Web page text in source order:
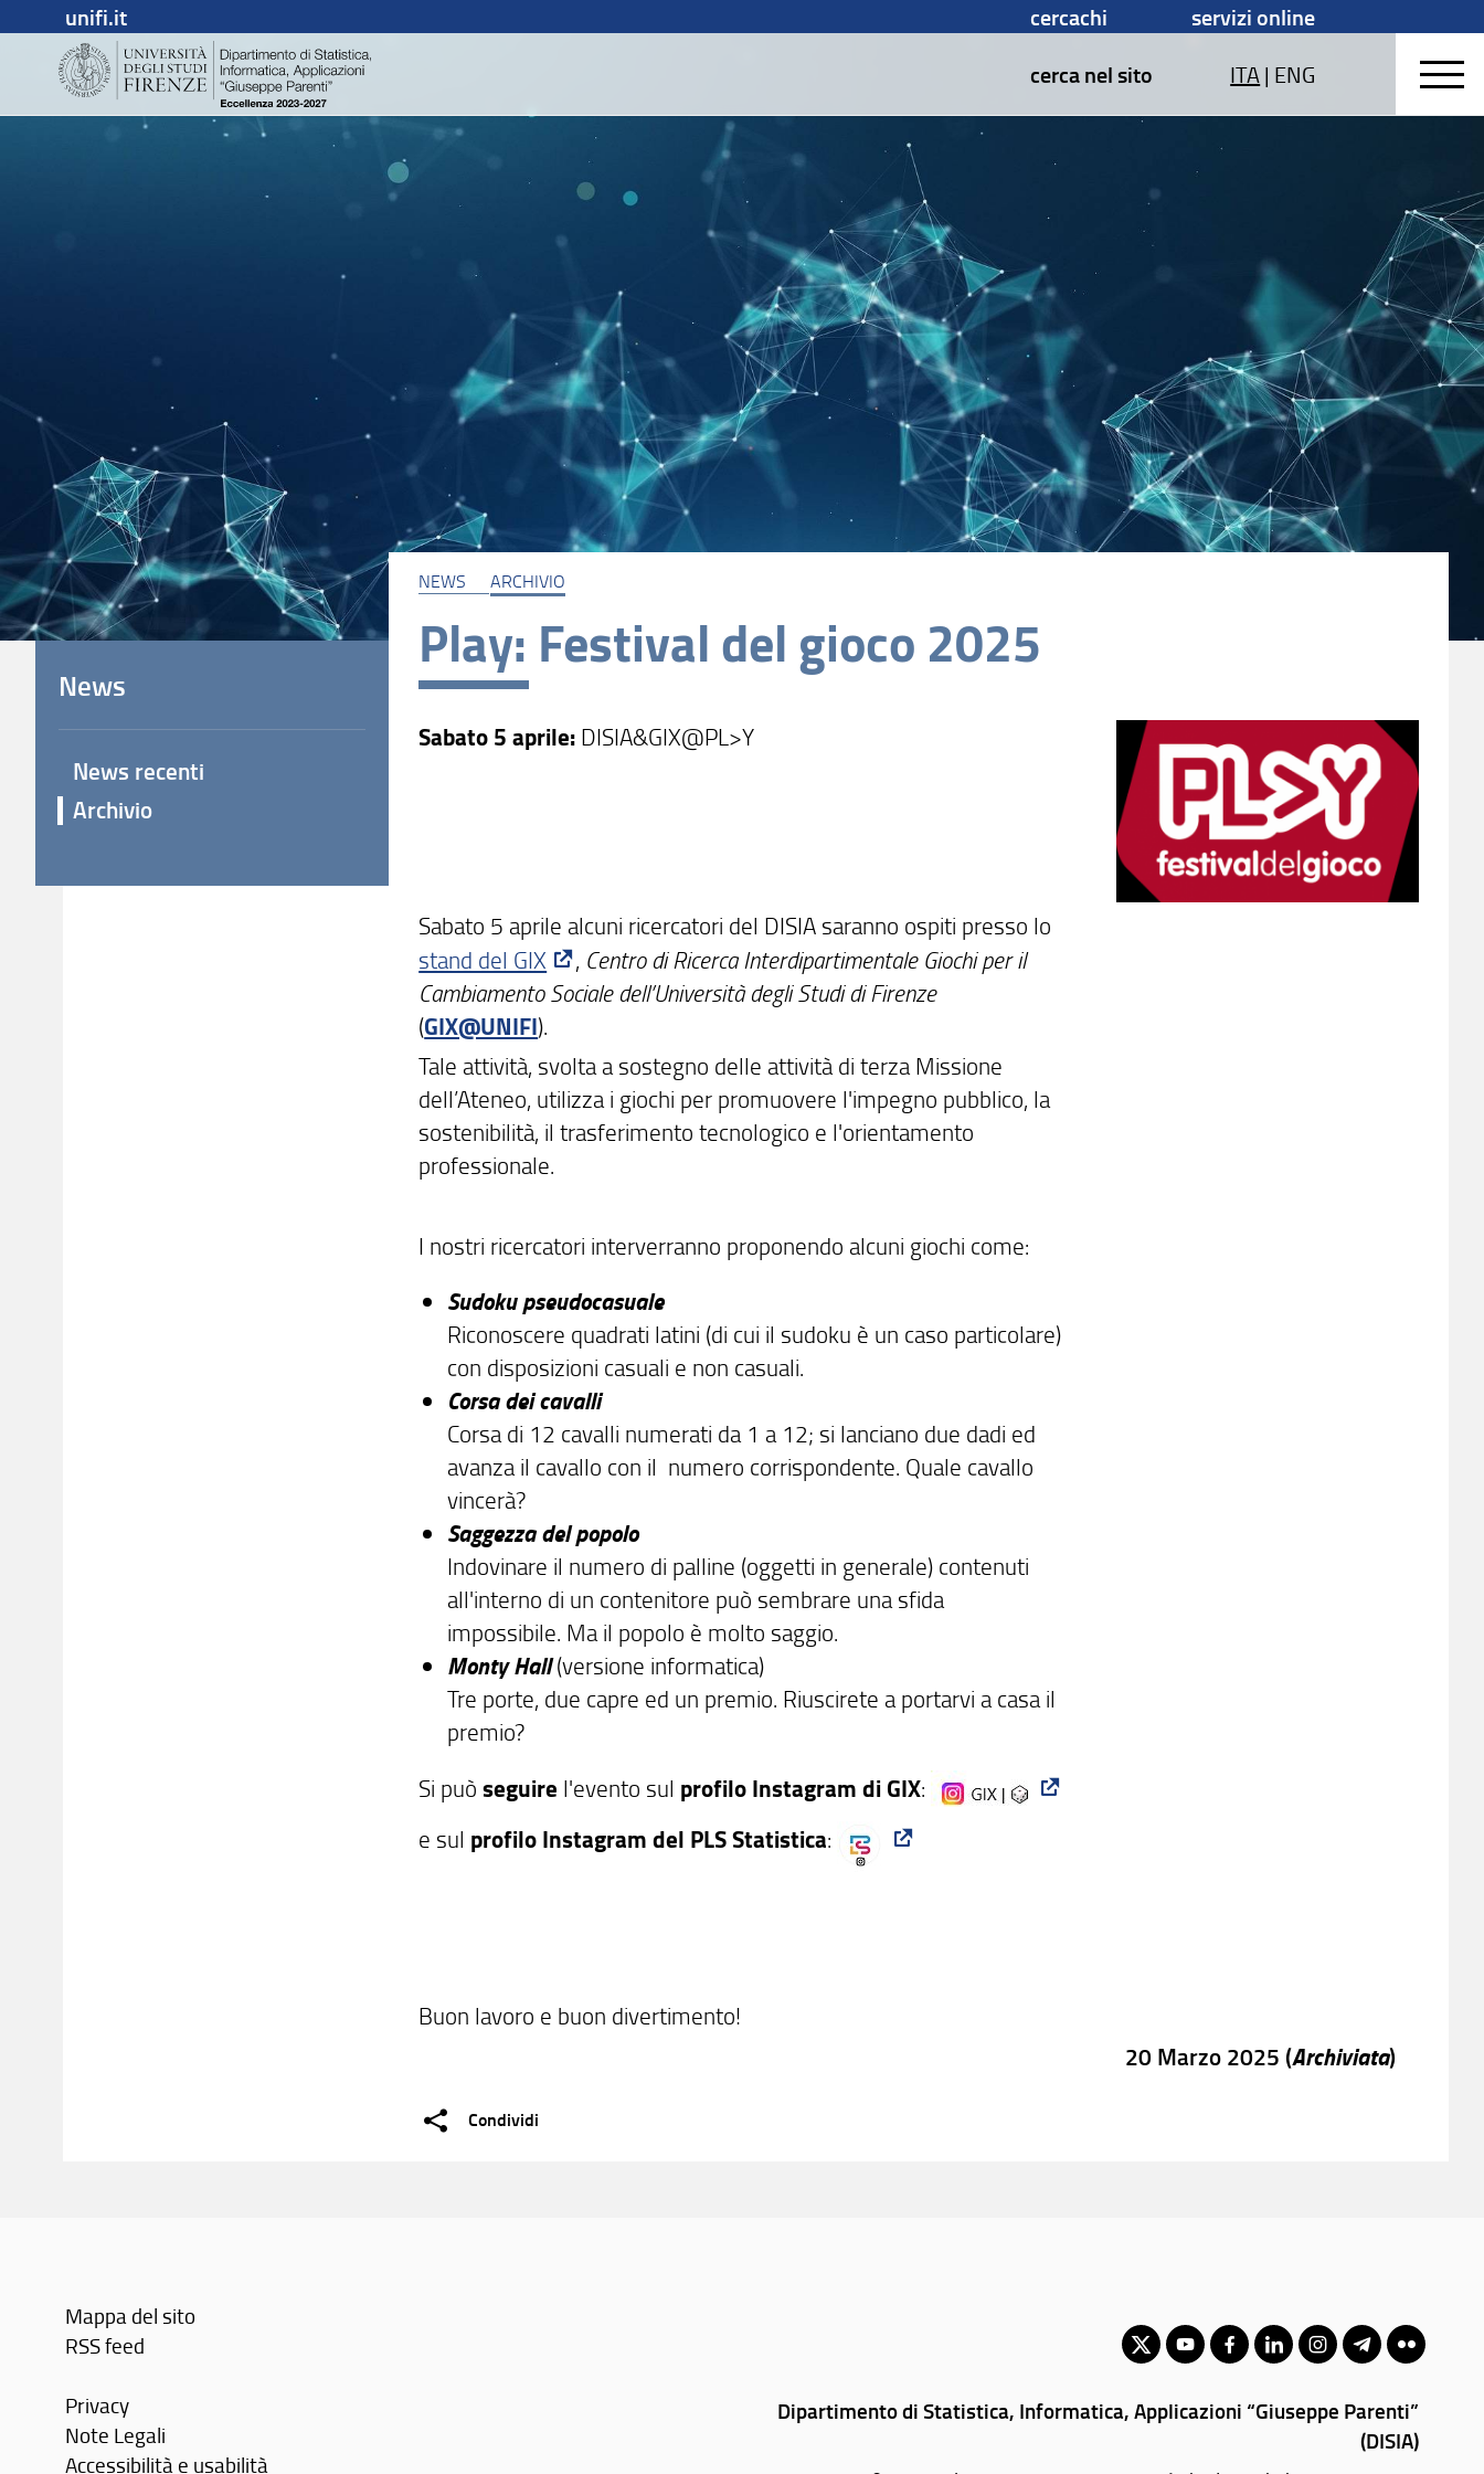
unifi.it cercachi
servizi online
cerca nel sito
ITA| ENG
NEWS ARCHIVIO
Play: Festival del gioco 2025
Sabato 5 aprile: DISIA&GIX@PL>Y
Sabato 5 aprile alcuni ricercatori del DISIA saranno ospiti presso lo
stand del GIX
, Centro di Ricerca Interdipartimentale Giochi per il
Cambiamento Sociale dell’Università degli Studi di Firenze
(GIX@UNIFI).
Tale attività, svolta a sostegno delle attività di terza Missione
dell’Ateneo, utilizza i giochi per promuovere l'impegno pubblico, la
sostenibilità, il trasferimento tecnologico e l'orientamento
professionale.
I nostri ricercatori interverranno proponendo alcuni giochi come:
Sudoku pseudocasuale
Riconoscere quadrati latini (di cui il sudoku è un caso particolare)
con disposizioni casuali e non casuali.
Corsa dei cavalli
Corsa di 12 cavalli numerati da 1 a 12; si lanciano due dadi ed
avanza il cavallo con il numero corrispondente. Quale cavallo
vincerà?
Saggezza del popolo
Indovinare il numero di palline (oggetti in generale) contenuti
all'interno di un contenitore può sembrare una sfida
impossibile. Ma il popolo è molto saggio.
Monty Hall(versione informatica)
Tre porte, due capre ed un premio. Riuscirete a portarvi a casa il
premio?
Si puòseguire l'evento sul profilo Instagram di GIX:
e sul profilo Instagram del PLS Statistica:
Buon lavoro e buon divertimento!
20 Marzo 2025 (Archiviata)
Condividi
News
News recenti
Archivio
Mappa del sito
RSS feed
Privacy
Note Legali
Accessibilità e usabilità
Dipartimento di Statistica, Informatica, Applicazioni “Giuseppe Parenti”
(DISIA)